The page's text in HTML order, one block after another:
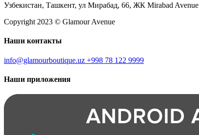
Узбекистан, Ташкент, ул Мирабад, 66, ЖК Mirabad Avenue
Copyright 2023 © Glamour Avenue
Наши контакты
info@glamourboutique.uz +998 78 122 9999
Наши приложения